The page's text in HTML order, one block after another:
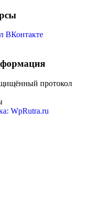
ВКонтакте
протокол
WpRutra.ru